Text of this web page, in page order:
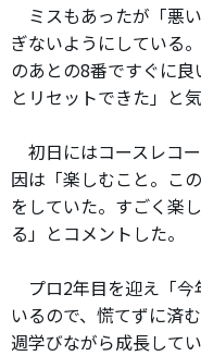
ミスもあったが「悪
ぎないようにしている
のあとの8番ですぐに
とリセットできた」と
初日にはコースレコ
因は「楽しむこと。こ
をしていた。すごく楽
る」とコメントした。
プロ2年目を迎え「今
いるので、慌てずに済
週学びながら成長して